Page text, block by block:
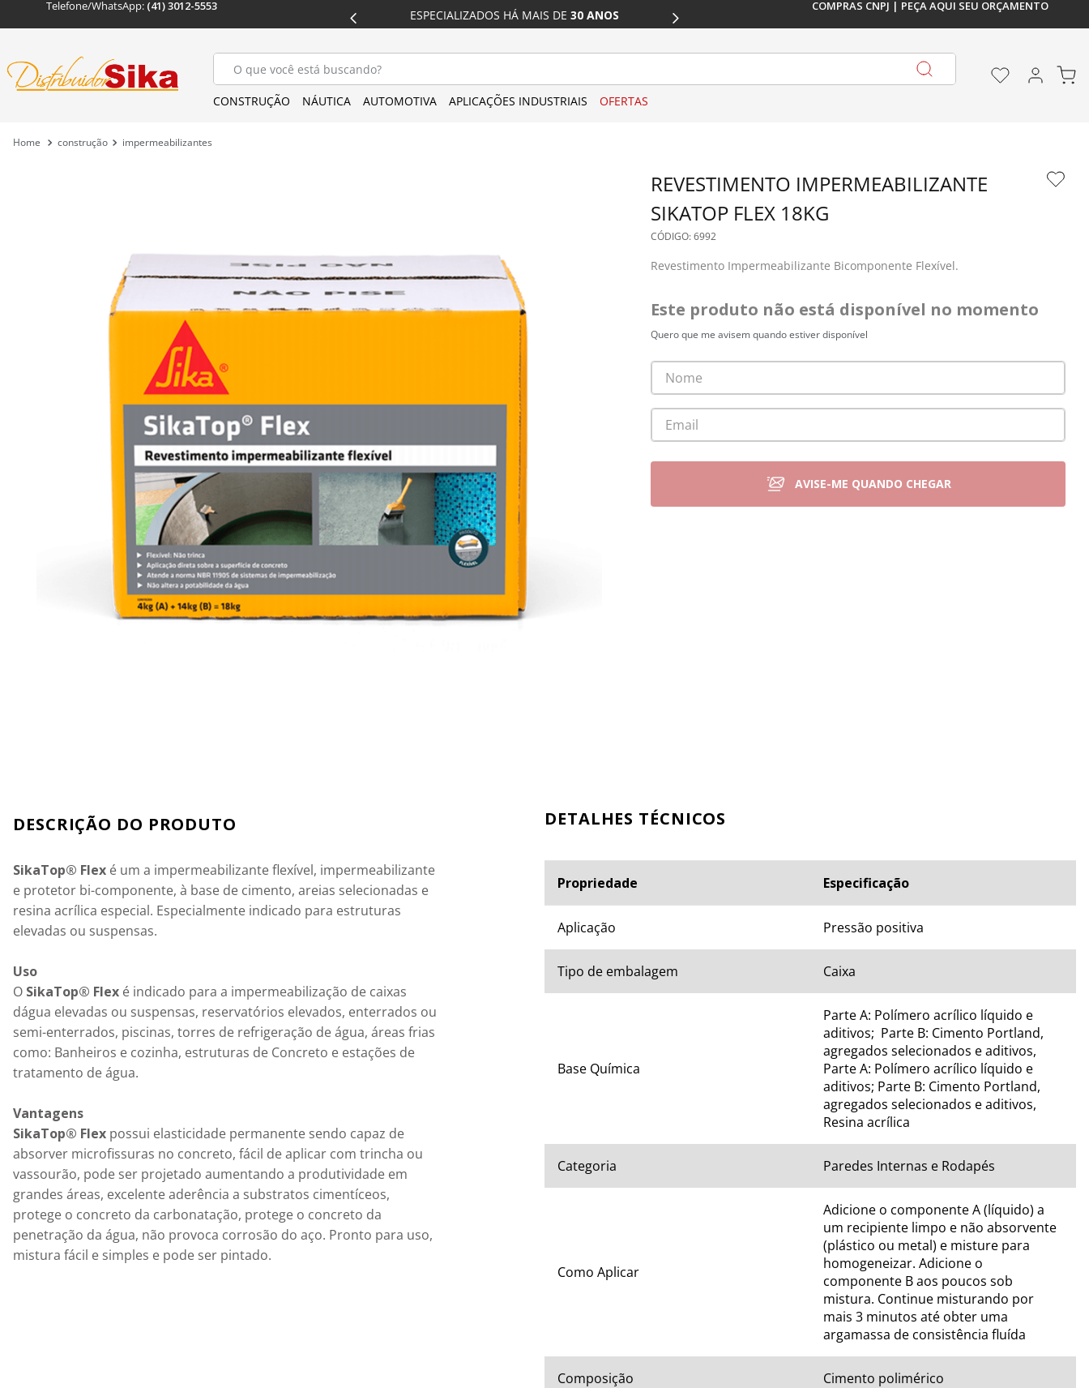
Telefone/WhatsApp: (41) 3012-5553
ENTREGA EM TODO ESPECIALIZADOS HÁ MAIS DE 30 ANOS
À VISTA, PIX OU EM 1X NO
CARTÃO
PAGUE EM
COMPRAS CNPJ | PEÇA AQUI SEU ORÇAMENTO
O que você está buscando?
CONSTRUÇÃO NÁUTICA AUTOMOTIVA APLICAÇÕES INDUSTRIAIS OFERTAS
construção impermeabilizantes
REVESTIMENTO IMPERMEABILIZANTE
SIKATOP FLEX 18KG
: 6992
Revestimento Impermeabilizante Bicomponente Flexível.
Este produto não está disponível no momento
Quero que me avisem quando estiver disponível
SikaTop® Flex é um a impermeabilizante flexível, impermeabilizante
e protetor bi-componente, à base de cimento, areias selecionadas e
resina acrílica especial. Especialmente indicado para estruturas
elevadas ou suspensas.
Uso
O SikaTop® Flex é indicado para a impermeabilização de caixas
dágua elevadas ou suspensas, reservatórios elevados, enterrados ou
semi-enterrados, piscinas, torres de refrigeração de água, áreas frias
como: Banheiros e cozinha, estruturas de Concreto e estações de
tratamento de água.
Vantagens
SikaTop® Flex possui elasticidade permanente sendo capaz de
absorver microfissuras no concreto, fácil de aplicar com trincha ou
vassourão, pode ser projetado aumentando a produtividade em
grandes áreas, excelente aderência a substratos cimentíceos,
protege o concreto da carbonatação, protege o concreto da
penetração da água, não provoca corrosão do aço. Pronto para uso,
mistura fácil e simples e pode ser pintado.
ESPECIFICAÇÕES TÉCNICAS
Propriedade Especificação
Aplicação Pressão positiva
Tipo de embalagem Caixa
Base Química
Parte A: Polímero acrílico líquido e
aditivos;  Parte B: Cimento Portland,
agregados selecionados e aditivos,
Parte A: Polímero acrílico líquido e
aditivos; Parte B: Cimento Portland,
agregados selecionados e aditivos,
Resina acrílica
Categoria Paredes Internas e Rodapés
Como Aplicar
Adicione o componente A (líquido) a
um recipiente limpo e não absorvente
(plástico ou metal) e misture para
homogeneizar. Adicione o
componente B aos poucos sob
mistura. Continue misturando por
mais 3 minutos até obter uma
argamassa de consistência fluída
Composição Cimento polimérico